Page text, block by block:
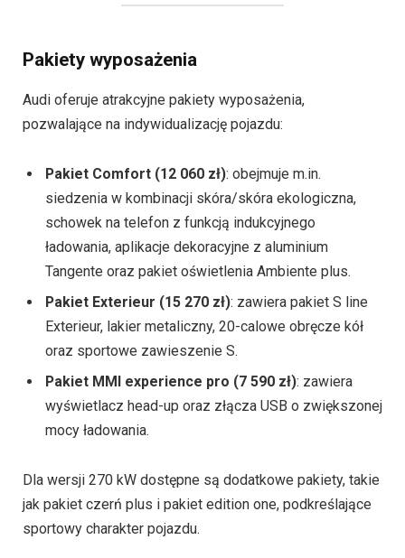
Pakiety wyposażenia
Audi oferuje atrakcyjne pakiety wyposażenia,
pozwalające na indywidualizację pojazdu:
Pakiet Comfort (12 060 zł): obejmuje m.in.
siedzenia w kombinacji skóra/skóra ekologiczna,
schowek na telefon z funkcją indukcyjnego
ładowania, aplikacje dekoracyjne z aluminium
Tangente oraz pakiet oświetlenia Ambiente plus.
Pakiet Exterieur (15 270 zł): zawiera pakiet S line
Exterieur, lakier metaliczny, 20-calowe obręcze kół
oraz sportowe zawieszenie S.
Pakiet MMI experience pro (7 590 zł): zawiera
wyświetlacz head-up oraz złącza USB o zwiększonej
mocy ładowania.
Dla wersji 270 kW dostępne są dodatkowe pakiety, takie
jak pakiet czerń plus i pakiet edition one, podkreślające
sportowy charakter pojazdu.